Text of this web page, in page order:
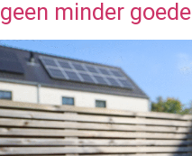
geen minder